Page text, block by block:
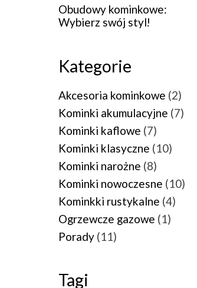
Obudowy kominkowe:
Wybierz swój styl!
Kategorie
Akcesoria kominkowe (2)
Kominki akumulacyjne (7)
Kominki kaflowe (7)
Kominki klasyczne (10)
Kominki narożne (8)
Kominki nowoczesne (10)
Kominkki rustykalne (4)
Ogrzewcze gazowe (1)
Porady (11)
Tagi